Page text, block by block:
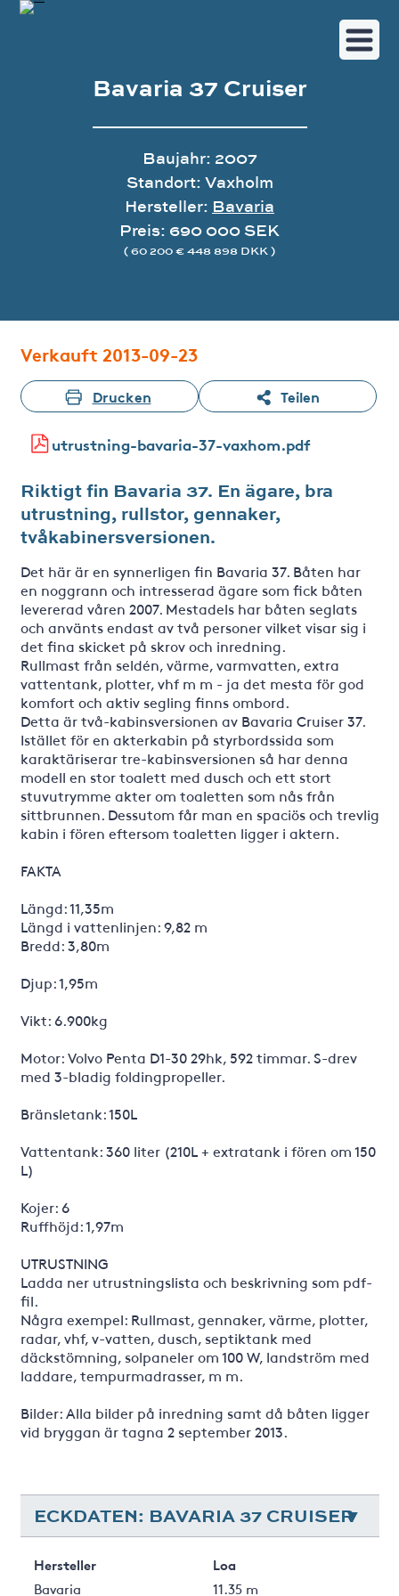
Bavaria 37 Cruiser
Baujahr: 2007
Standort: Vaxholm
Hersteller: Bavaria
Preis: 690 000 SEK
( 60 200 € 448 898 DKK )
Verkauft 2013-09-23
Drucken Teilen
utrustning-bavaria-37-vaxhom.pdf
Riktigt fin Bavaria 37. En ägare, bra
utrustning, rullstor, gennaker,
tvåkabinersversionen.
Det här är en synnerligen fin Bavaria 37. Båten har
en noggrann och intresserad ägare som fick båten
levererad våren 2007. Mestadels har båten seglats
och använts endast av två personer vilket visar sig i
det fina skicket på skrov och inredning.
Rullmast från seldén, värme, varmvatten, extra
vattentank, plotter, vhf m m - ja det mesta för god
komfort och aktiv segling finns ombord.
Detta är två-kabinsversionen av Bavaria Cruiser 37.
Istället för en akterkabin på styrbordssida som
karaktäriserar tre-kabinsversionen så har denna
modell en stor toalett med dusch och ett stort
stuvutrymme akter om toaletten som nås från
sittbrunnen. Dessutom får man en spaciös och trevlig
kabin i fören eftersom toaletten ligger i aktern.
FAKTA
Längd: 11,35m
Längd i vattenlinjen: 9,82 m
Bredd: 3,80m
Djup: 1,95m
Vikt: 6.900kg
Motor: Volvo Penta D1-30 29hk, 592 timmar. S-drev
med 3-bladig foldingpropeller.
Bränsletank: 150L
Vattentank: 360 liter (210L + extratank i fören om 150
L)
Kojer: 6
Ruffhöjd: 1,97m
UTRUSTNING
Ladda ner utrustningslista och beskrivning som pdf-
fil.
Några exempel: Rullmast, gennaker, värme, plotter,
radar, vhf, v-vatten, dusch, septiktank med
däckstömning, solpaneler om 100 W, landström med
laddare, tempurmadrasser, m m.
Bilder: Alla bilder på inredning samt då båten ligger
vid bryggan är tagna 2 september 2013.
ECKDATEN: BAVARIA 37 CRUISER
Hersteller
Bavaria
Loa
11.35 m